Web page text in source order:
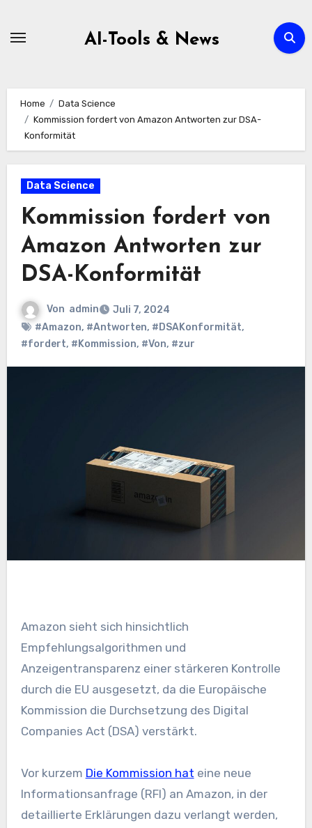
AI-Tools & News
Home
Data Science
Kommission fordert von Amazon Antworten zur DSA-
Konformität
Data Science
Kommission fordert von
Amazon Antworten zur
DSA-Konformität
Von admin
Juli 7, 2024
#Amazon, #Antworten, #DSAKonformität,
#fordert, #Kommission, #Von, #zur
Amazon sieht sich hinsichtlich
Empfehlungsalgorithmen und
Anzeigentransparenz einer stärkeren Kontrolle
durch die EU ausgesetzt, da die Europäische
Kommission die Durchsetzung des Digital
Companies Act (DSA) verstärkt.
Vor kurzem Die Kommission hat eine neue
Informationsanfrage (RFI) an Amazon, in der
detaillierte Erklärungen dazu verlangt werden,